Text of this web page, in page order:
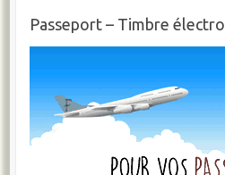
Passeport – Timbre